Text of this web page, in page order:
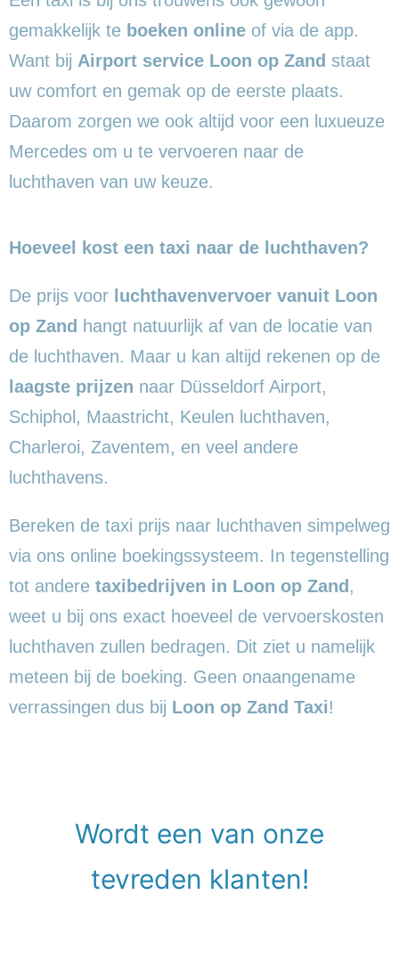
gemakkelijk te boeken online of via de app.
Want bij Airport service Loon op Zand staat
uw comfort en gemak op de eerste plaats.
Daarom zorgen we ook altijd voor een luxueuze
Mercedes om u te vervoeren naar de
luchthaven van uw keuze.
Hoeveel kost een taxi naar de luchthaven?
De prijs voor luchthavenvervoer vanuit Loon
op Zand hangt natuurlijk af van de locatie van
de luchthaven. Maar u kan altijd rekenen op de
laagste prijzen naar Düsseldorf Airport,
Schiphol, Maastricht, Keulen luchthaven,
Charleroi, Zaventem, en veel andere
luchthavens.
Bereken de taxi prijs naar luchthaven simpelweg
via ons online boekingssysteem. In tegenstelling
tot andere taxibedrijven in Loon op Zand ,
weet u bij ons exact hoeveel de vervoerskosten
luchthaven zullen bedragen. Dit ziet u namelijk
meteen bij de boeking. Geen onaangename
verrassingen dus bij Loon op Zand Taxi!
Wordt een van onze
tevreden klanten!